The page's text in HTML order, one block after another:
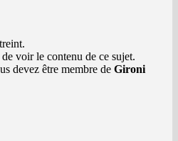
voir le contenu de ce sujet.
devez être membre de Gironi